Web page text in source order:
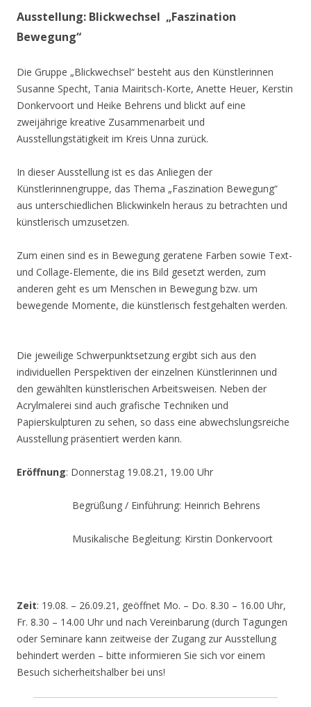
Ausstellung: Blickwechsel „Faszination
Bewegung“
Die Gruppe „Blickwechsel“ besteht aus den Künstlerinnen
Susanne Specht, Tania Mairitsch-Korte, Anette Heuer, Kerstin
Donkervoort und Heike Behrens und blickt auf eine
zweijährige kreative Zusammenarbeit und
Ausstellungstätigkeit im Kreis Unna zurück.
In dieser Ausstellung ist es das Anliegen der
Künstlerinnengruppe, das Thema „Faszination Bewegung“
aus unterschiedlichen Blickwinkeln heraus zu betrachten und
künstlerisch umzusetzen.
Zum einen sind es in Bewegung geratene Farben sowie Text-
und Collage-Elemente, die ins Bild gesetzt werden, zum
anderen geht es um Menschen in Bewegung bzw. um
bewegende Momente, die künstlerisch festgehalten werden.
Die jeweilige Schwerpunktsetzung ergibt sich aus den
individuellen Perspektiven der einzelnen Künstlerinnen und
den gewählten künstlerischen Arbeitsweisen. Neben der
Acrylmalerei sind auch grafische Techniken und
Papierskulpturen zu sehen, so dass eine abwechslungsreiche
Ausstellung präsentiert werden kann.
Eröffnung: Donnerstag 19.08.21, 19.00 Uhr
Begrüßung / Einführung: Heinrich Behrens
Musikalische Begleitung: Kirstin Donkervoort
Zeit: 19.08. – 26.09.21, geöffnet Mo. – Do. 8.30 – 16.00 Uhr,
Fr. 8.30 – 14.00 Uhr und nach Vereinbarung (durch Tagungen
oder Seminare kann zeitweise der Zugang zur Ausstellung
behindert werden – bitte informieren Sie sich vor einem
Besuch sicherheitshalber bei uns!